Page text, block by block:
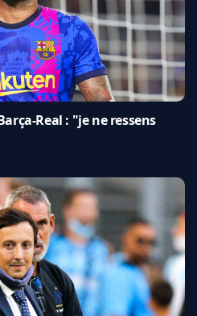
Real : "je ne ressens